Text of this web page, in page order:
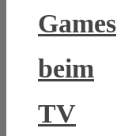
Games
beim
TV